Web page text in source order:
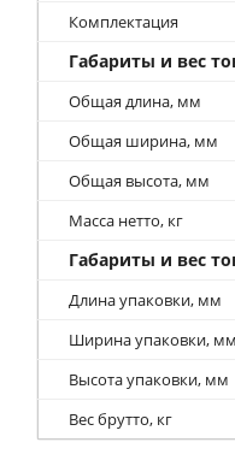
Комплектация
Габариты и вес
Общая длина, мм
Общая ширина, мм
Общая высота, мм
Масса нетто, кг
Габариты и вес
Длина упаковки, мм
Ширина упаковки, мм
Высота упаковки, мм
Вес брутто, кг